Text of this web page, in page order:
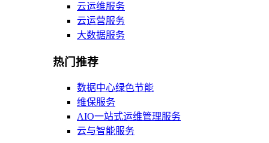
云运维服务
云运营服务
大数据服务
热门推荐
数据中心绿色节能
维保服务
AIO一站式运维管理服务
云与智能服务